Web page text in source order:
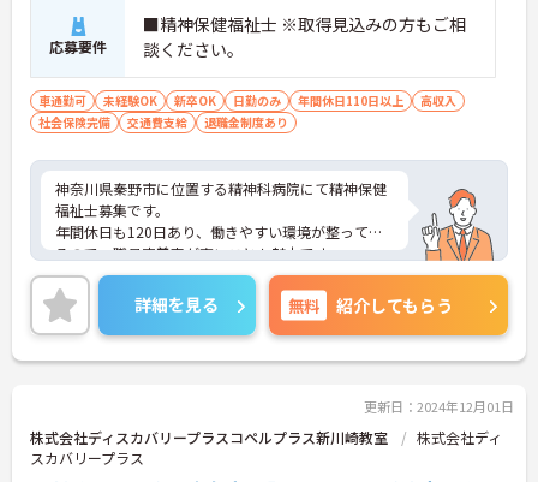
応募要件
■精神保健福祉士 ※取得見込みの方もご相
談ください。
車通勤可 未経験OK 新卒OK 日勤のみ 年間休日110日以上
高収入
社会保険完備
交通費支給 退職金制度あり
神奈川県秦野市に位置する精神科病院にて精神保健
福祉士募集です。
年間休日も120日あり、働きやすい環境が整ってい
るので、職員定着率が高いことも魅力です。
また、駅からバスで10分ほどですが、バス停が病院
の目の前にあります。無料駐車場も完備しているの
で、マイカーでの通勤も可能です。
ご興味のある方には、面接対策ポイントなど、さら
に詳細をお話しいたしますので、お気軽にご相談く
詳細を見る 無料 紹介してもらう
更新日：2024年12月01日
株式会社ディスカバリープラスコペルプラス新川崎教室
株式会社ディ
スカバリープラス